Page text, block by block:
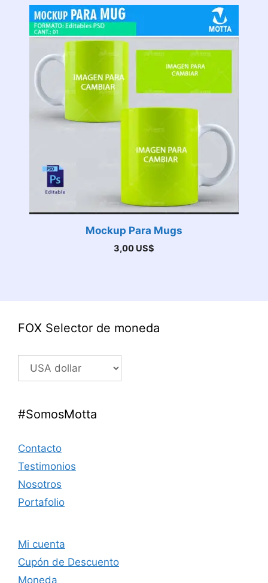
Mockup Para Mugs
3,00 US$
FOX Selector de moneda
#SomosMotta
Contacto
Testimonios
Nosotros
Portafolio
Mi cuenta
Cupón de Descuento
Moneda